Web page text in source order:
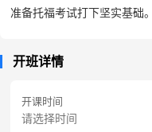
准备托福考试打下坚实基础。
开班详情
开课时间